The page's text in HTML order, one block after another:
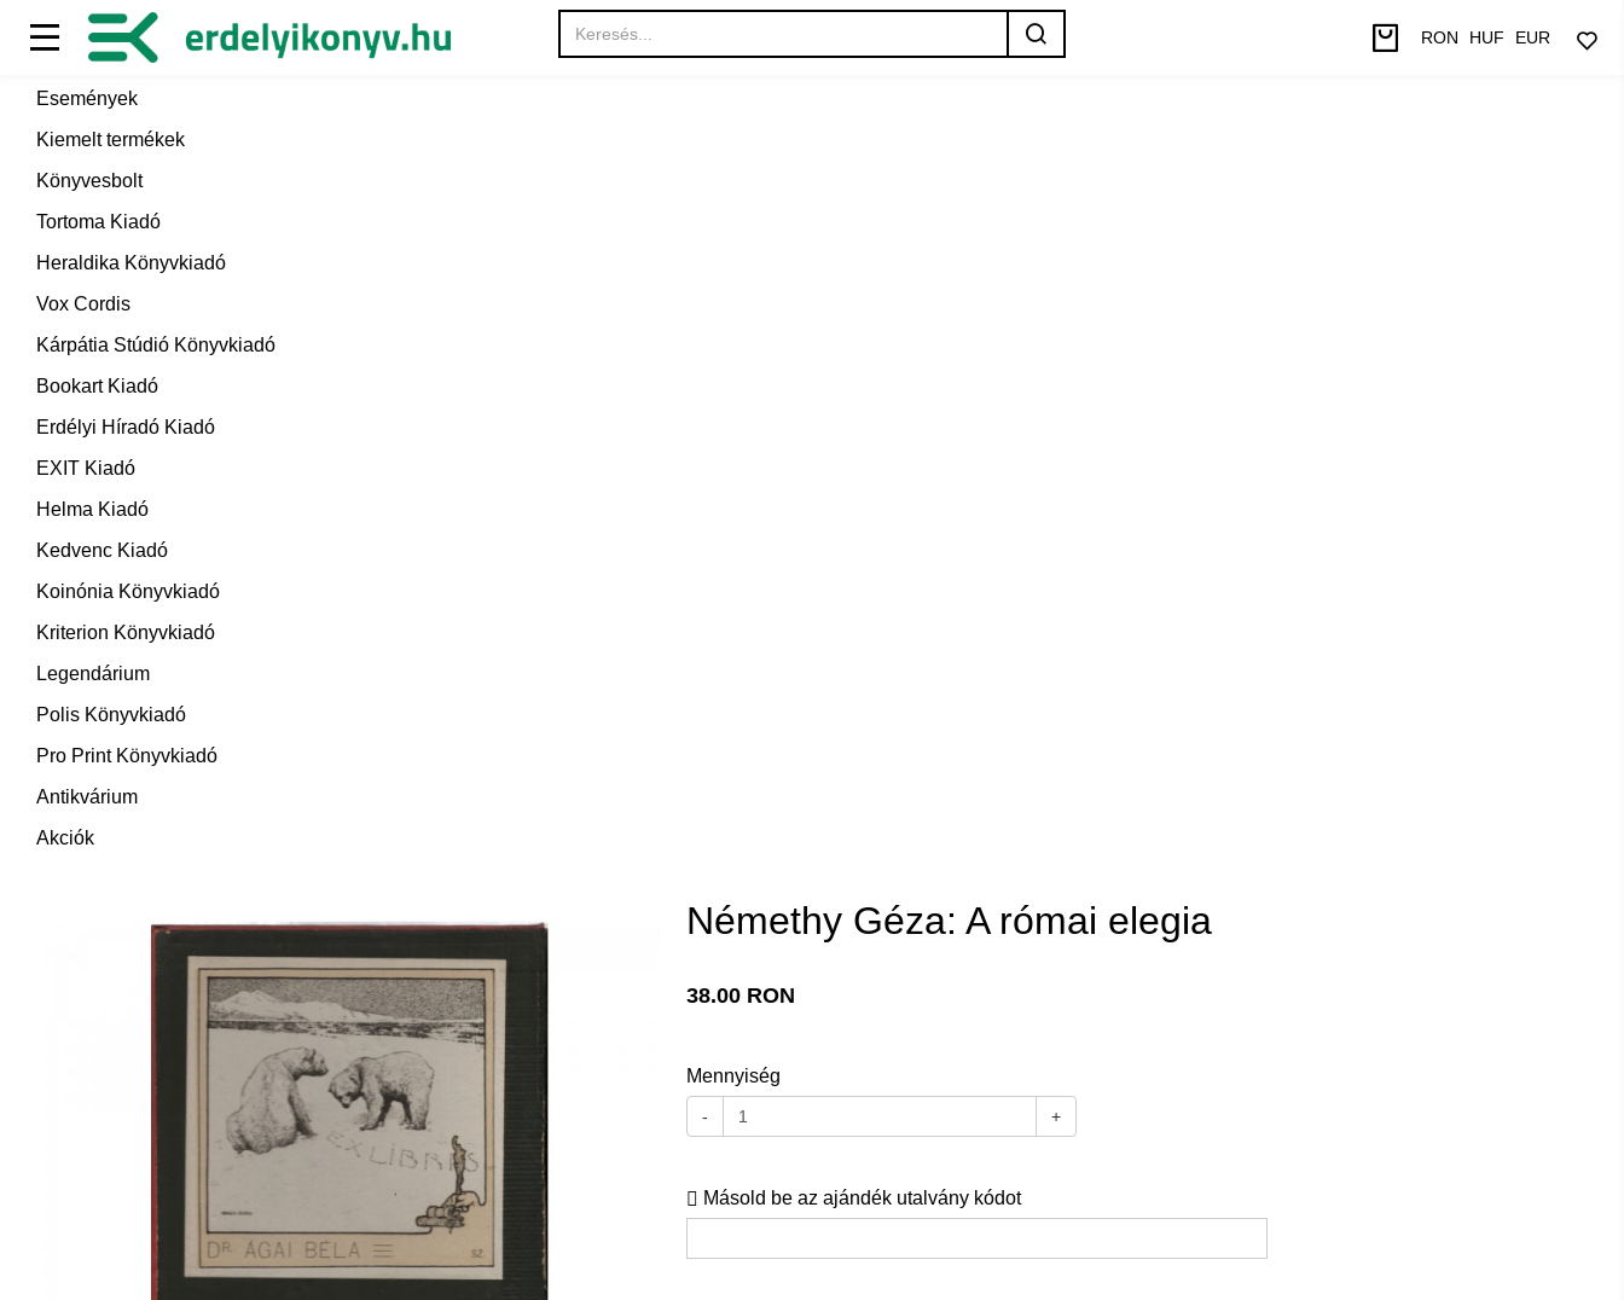
RON HUF EUR
Események
Kiemelt termékek
Könyvesbolt
Tortoma Kiadó
Heraldika Könyvkiadó
Vox Cordis
Kárpátia Stúdió Könyvkiadó
Bookart Kiadó
Erdélyi Híradó Kiadó
EXIT Kiadó
Helma Kiadó
Kedvenc Kiadó
Koinónia Könyvkiadó
Kriterion Könyvkiadó
Legendárium
Polis Könyvkiadó
Pro Print Könyvkiadó
Antikvárium
Akciók
Némethy Géza: A római elegia
38.00 RON
Mennyiség
- +
Másold be az ajándék utalvány kódot